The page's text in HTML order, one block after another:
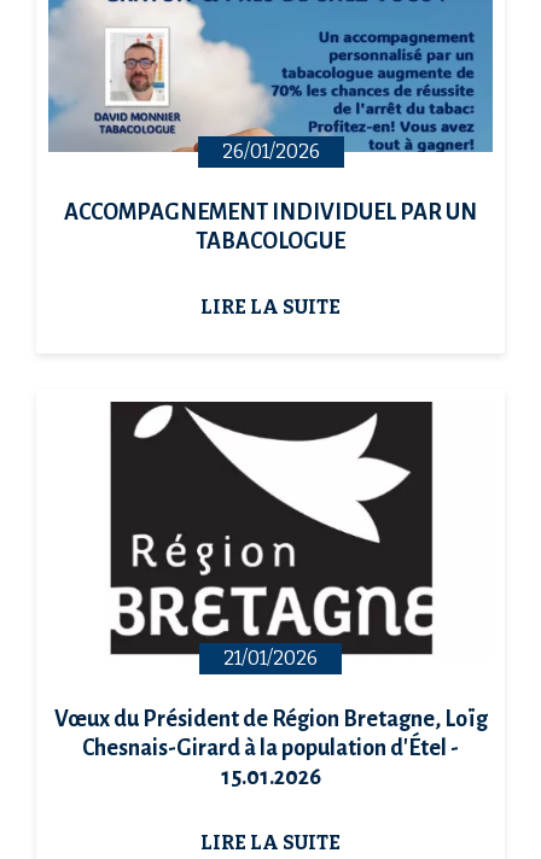
26/01/2026
ACCOMPAGNEMENT INDIVIDUEL PAR UN
TABACOLOGUE
LIRE LA SUITE
21/01/2026
Vœux du Président de Région Bretagne, Loïg
Chesnais-Girard à la population d'Étel -
15.01.2026
LIRE LA SUITE